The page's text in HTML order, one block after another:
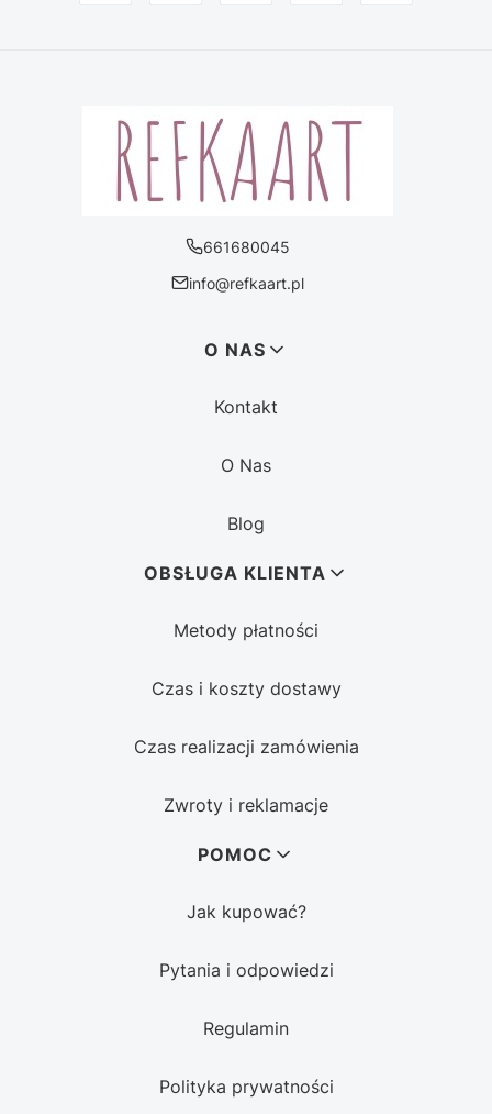
661680045
info@refkaart.pl
O NAS
Kontakt
O Nas
Blog
OBSŁUGA KLIENTA
Metody płatności
Czas i koszty dostawy
Czas realizacji zamówienia
Zwroty i reklamacje
POMOC
Jak kupować?
Pytania i odpowiedzi
Regulamin
Polityka prywatności